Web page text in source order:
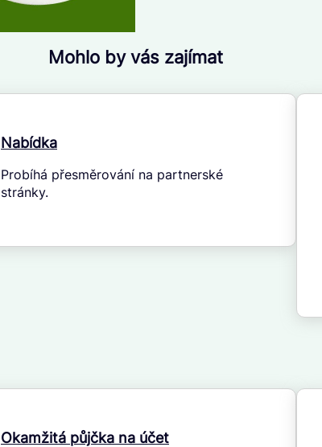
Mohlo by vás zajímat
Nabídka
Probíhá přesměrování na partnerské
stránky.
Okamžitá půjčka na účet